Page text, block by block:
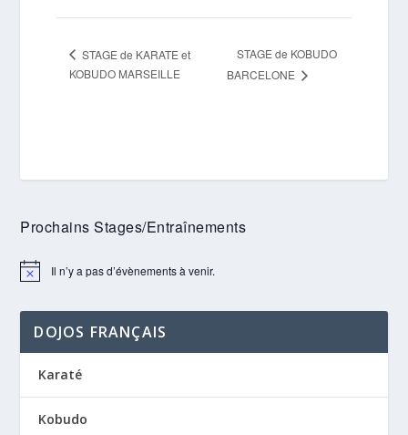
STAGE de KARATE et
KOBUDO MARSEILLE
STAGE de KOBUDO
BARCELONE
Prochains Stages/Entraînements
Notice Il n’y a pas d’évènements à venir.
DOJOS FRANÇAIS
Karaté
Kobudo